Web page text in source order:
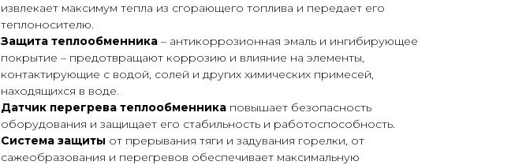
извлекает максимум тепла из сгорающего топлива и передает его
теплоносителю.
Защита теплообменника – антикоррозионная эмаль и ингибирующее
покрытие – предотвращают коррозию и влияние на элементы,
контактирующие с водой, солей и других химических примесей,
находящихся в воде.
Датчик перегрева теплообменника повышает безопасность
оборудования и защищает его стабильность и работоспособность.
Система защиты от прерывания тяги и задувания горелки, от
сажеобразования и перегревов обеспечивает максимальную